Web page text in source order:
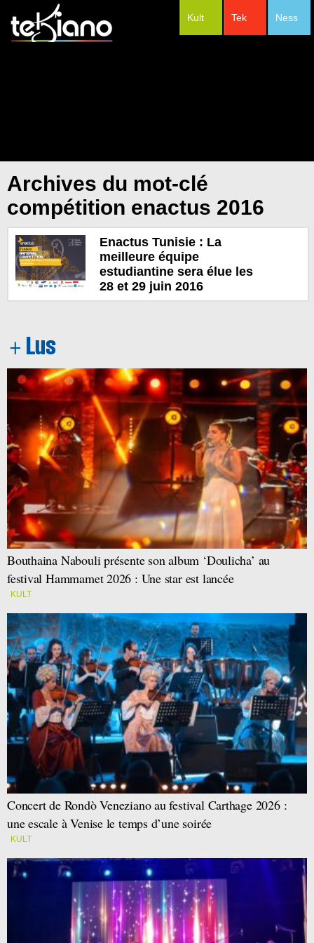
Ness
Tek
Kult
Archives du mot-clé
compétition enactus 2016
Enactus Tunisie : La
meilleure équipe
estudiantine sera élue les
28 et 29 juin 2016
Bouthaina Nabouli présente son album ‘Doulicha’ au
festival Hammamet 2026 : Une star est lancée
KULT
Concert de Rondò Veneziano au festival Carthage 2026 :
une escale à Venise le temps d’une soirée
KULT